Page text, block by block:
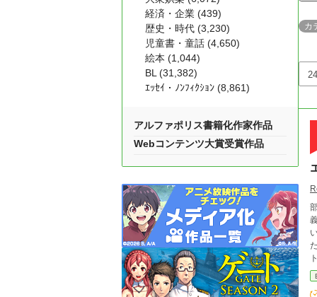
カ
経済・企業 (439)
歴史・時代 (3,230)
児童書・童話 (4,650)
絵本 (1,044)
BL (31,382)
ｴｯｾｲ・ﾉﾝﾌｨｸｼｮﾝ (8,861)
アルファポリス書籍化作家作品
Webコンテンツ大賞受賞作品